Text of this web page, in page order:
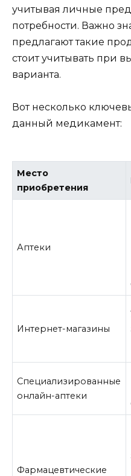
учитывая личные
потребности. Важно
предлагают такие
стоит учитывать при
варианта.
Вот несколько
данный медикамент:
Место
приобретения
Аптеки
Интернет-магазины
Специализированные
онлайн-аптеки
Фармацевтические